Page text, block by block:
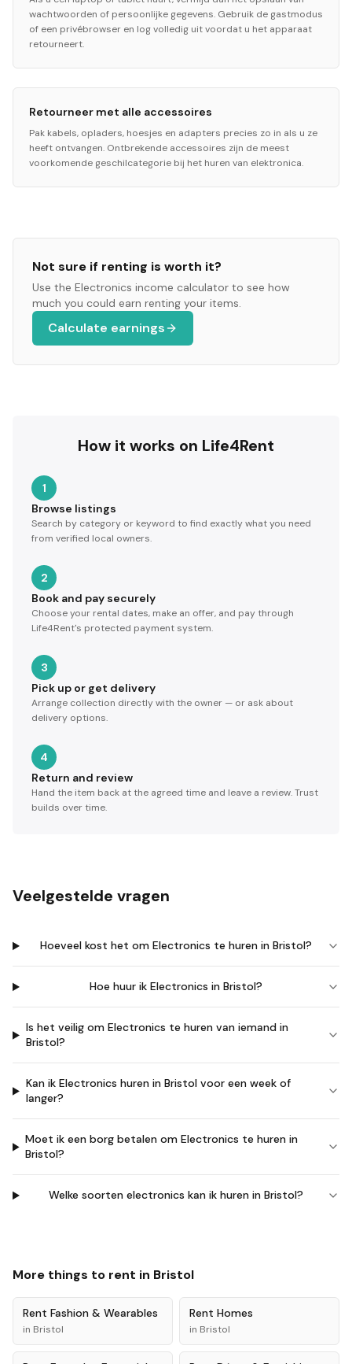
wachtwoorden of persoonlijke gegevens. Gebruik de gastmodus
of een privébrowser en log volledig uit voordat u het apparaat
retourneert.
Retourneer met alle accessoires
Pak kabels, opladers, hoesjes en adapters precies zo in als u ze
heeft ontvangen. Ontbrekende accessoires zijn de meest
voorkomende geschilcategorie bij het huren van elektronica.
Not sure if renting is worth it?
Use the Electronics income calculator to see how
much you could earn renting your items.
Calculate earnings
How it works on Life4Rent
1
Browse listings
Search by category or keyword to find exactly what you need
from verified local owners.
2
Book and pay securely
Choose your rental dates, make an offer, and pay through
Life4Rent's protected payment system.
3
Pick up or get delivery
Arrange collection directly with the owner — or ask about
delivery options.
4
Return and review
Hand the item back at the agreed time and leave a review. Trust
builds over time.
Veelgestelde vragen
Hoeveel kost het om Electronics te huren in Bristol?
Hoe huur ik Electronics in Bristol?
Is het veilig om Electronics te huren van iemand in
Bristol?
Kan ik Electronics huren in Bristol voor een week of
langer?
Moet ik een borg betalen om Electronics te huren in
Bristol?
Welke soorten electronics kan ik huren in Bristol?
More things to rent in Bristol
Rent Fashion & Wearables
in Bristol
Rent Homes
in Bristol